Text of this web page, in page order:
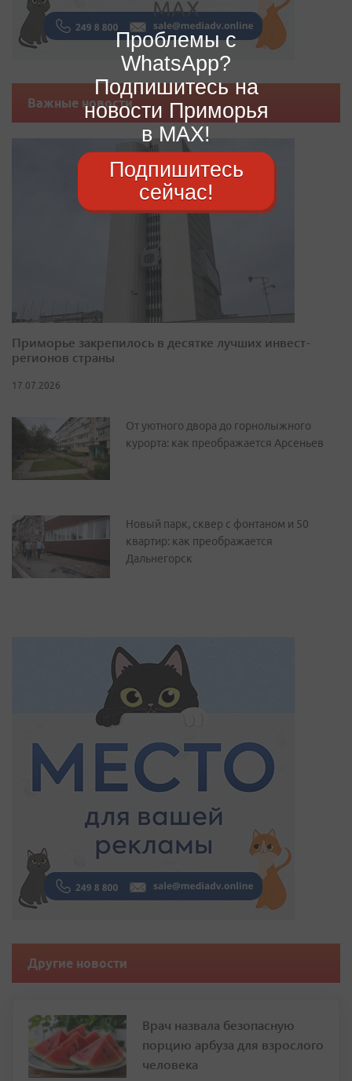
Важные новости
Приморье закрепилось в десятке лучших инвест-
регионов страны
17.07.2026
От уютного двора до горнолыжного
курорта: как преображается Арсеньев
Новый парк, сквер с фонтаном и 50
квартир: как преображается
Дальнегорск
Другие новости
Врач назвала безопасную
порцию арбуза для взрослого
человека
Проблемы с
WhatsApp?
Подпишитесь на
новости Приморья
в MAX!
Подпишитесь
сейчас!